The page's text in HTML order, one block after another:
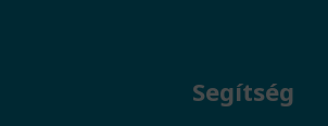
Segítség